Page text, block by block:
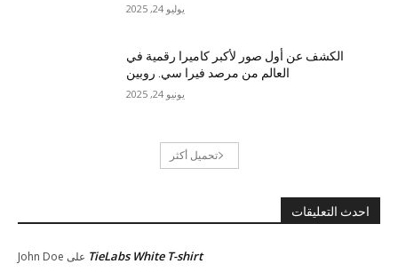
يوليو 24, 2025
الكشف عن أول صور لأكبر كاميرا رقمية في
العالم من مرصد فيرا سي. روبين
يونيو 24, 2025
تحميل أكثر
احدث التعليقات
John Doe TieLabs White T-shirt